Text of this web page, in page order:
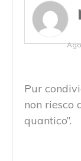
Pur
non riesco
quantico”.